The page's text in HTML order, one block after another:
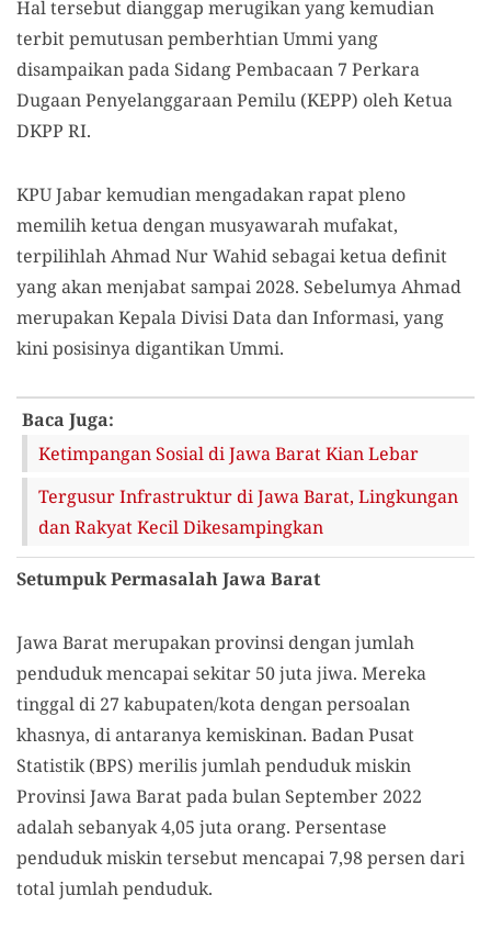
Hal tersebut dianggap merugikan yang kemudian
terbit pemutusan pemberhtian Ummi yang
disampaikan pada Sidang Pembacaan 7 Perkara
Dugaan Penyelanggaraan Pemilu (KEPP) oleh Ketua
DKPP RI.
KPU Jabar kemudian mengadakan rapat pleno
memilih ketua dengan musyawarah mufakat,
terpilihlah Ahmad Nur Wahid sebagai ketua definit
yang akan menjabat sampai 2028. Sebelumya Ahmad
merupakan Kepala Divisi Data dan Informasi, yang
kini posisinya digantikan Ummi.
Baca Juga:
Ketimpangan Sosial di Jawa Barat Kian Lebar
Tergusur Infrastruktur di Jawa Barat, Lingkungan
dan Rakyat Kecil Dikesampingkan
Setumpuk Permasalah Jawa Barat
Jawa Barat merupakan provinsi dengan jumlah
penduduk mencapai sekitar 50 juta jiwa. Mereka
tinggal di 27 kabupaten/kota dengan persoalan
khasnya, di antaranya kemiskinan. Badan Pusat
Statistik (BPS) merilis jumlah penduduk miskin
Provinsi Jawa Barat pada bulan September 2022
adalah sebanyak 4,05 juta orang. Persentase
penduduk miskin tersebut mencapai 7,98 persen dari
total jumlah penduduk.